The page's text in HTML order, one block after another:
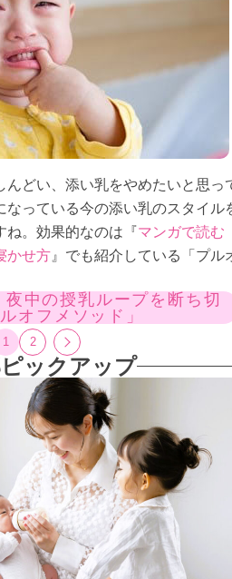
んどい、添い乳をやめたいと思っ
なっている今の添い乳のスタイル
ね。効果的なのは『マンガで読む
かせ方 』でも紹介している「プル
中の授乳ループを断ち切
オフメソッド」
1 2
ックアップ